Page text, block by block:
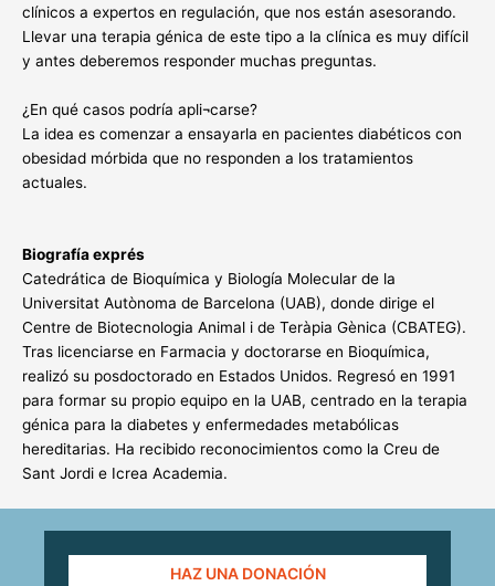
clínicos a expertos en regulación, que nos están asesorando.
Llevar una terapia génica de este tipo a la clínica es muy difícil
y antes deberemos responder muchas preguntas.
¿En qué casos podría apli¬carse?
La idea es comenzar a ensayarla en pacientes diabéticos con
obesidad mórbida que no responden a los tratamientos
actuales.
Biografía exprés
Catedrática de Bioquímica y Biología Molecular de la
Universitat Autònoma de Barcelona (UAB), donde dirige el
Centre de Biotecnologia Animal i de Teràpia Gènica (CBATEG).
Tras licenciarse en Farmacia y doctorarse en Bioquímica,
realizó su posdoctorado en Estados Unidos. Regresó en 1991
para formar su propio equipo en la UAB, centrado en la terapia
génica para la diabetes y enfermedades metabólicas
hereditarias. Ha recibido reconocimientos como la Creu de
Sant Jordi e Icrea Academia.
HAZ UNA DONACIÓN